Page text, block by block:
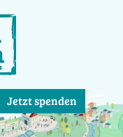
Jetzt spenden